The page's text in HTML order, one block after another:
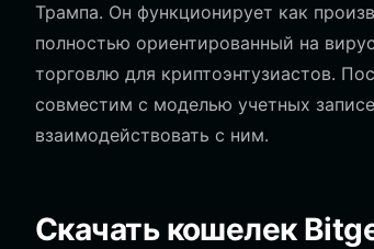
Трампа. Он функционирует как
полностью ориентированный на
торговлю для криптоэнтузиастов.
совместим с моделью учетных
взаимодействовать с ним.
Скачать кошелек